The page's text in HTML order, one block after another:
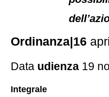
Ordinanza|16
Data udienza 19
Integrale